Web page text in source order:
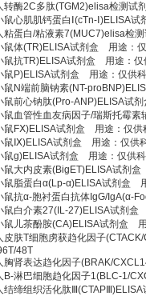
转酶2C多肽(TGM2)elisa检测试
鼠心肌肌钙蛋白Ⅰ(cTn-Ⅰ)ELISA
粘蛋白/粘液素7(MUC7)elisa检
鼠体(TR)ELISA试剂盒 用途：
鼠抗TR)ELISA试剂盒 用途：仅
鼠P)ELISA试剂盒 用途：仅供
鼠N端前脑钠素(NT-
鼠前心钠肽(Pro-ANP)ELISA试
鼠血管性血友病因子/瑞斯托霉
鼠FⅩ)ELISA试剂盒 用途：仅供
鼠Ⅸ)ELISA试剂盒 用途：仅供
鼠g)ELISA试剂盒 用途：仅供
鼠大内皮素(BigET)ELISA试剂
鼠脂蛋白α(Lp-α)ELISA试剂盒
鼠抗α-胞衬蛋白抗体IgG/IgA(α-
鼠白介素27(IL-27)ELISA试剂
鼠儿茶酚胺(CA)ELISA试剂盒
皮肤T细胞虏获趋化因子
48T
胸肾表达趋化因子(BRAK/
B-淋巴细胞趋化因子1(BLC-1/
结缔组织活化肽